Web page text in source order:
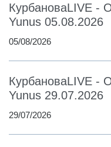
КурбановаLIVE -
Yunus 05.08.2026
05/08/2026
КурбановаLIVE -
Yunus 29.07.2026
29/07/2026